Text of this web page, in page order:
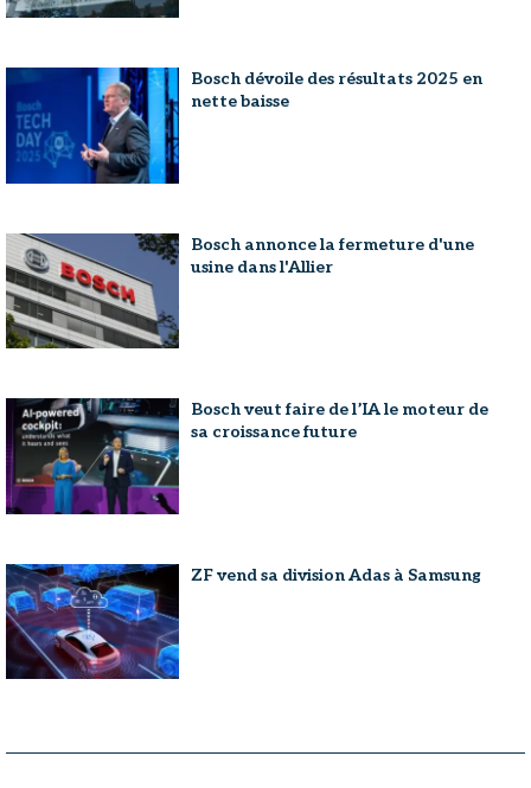
Bosch dévoile des résultats 2025 en
nette baisse
Bosch annonce la fermeture d'une
usine dans l'Allier
Bosch veut faire de l’IA le moteur de
sa croissance future
ZF vend sa division Adas à Samsung